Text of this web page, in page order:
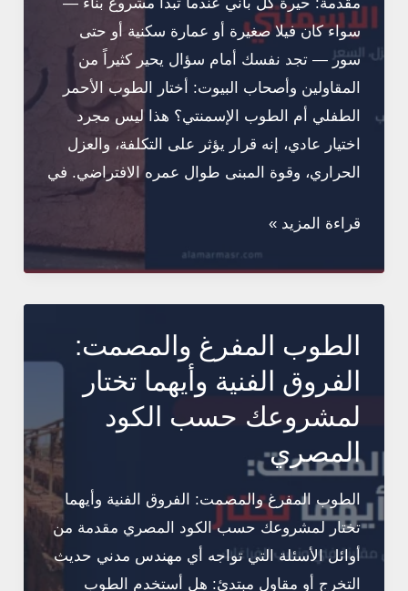
سواء كان فيلا صغيرة أو عمارة سكنية أو حتى
سور — تجد نفسك أمام سؤال يحير كثيراً من
المقاولين وأصحاب البيوت: أختار الطوب الأحمر
الطفلي أم الطوب الإسمنتي؟ هذا ليس مجرد
اختيار عادي، إنه قرار يؤثر على التكلفة، والعزل
الحراري، وقوة المبنى طوال عمره الافتراضي. في
مقارنة
الأحمر
الطفلي
الطوب
الإسمنتي
أيهما
أفضل
للبناء؟
قراءة المزيد »
الطوب المفرغ والمصمت:
الفروق الفنية وأيهما تختار
لمشروعك حسب الكود
المصري
الطوب المفرغ والمصمت: الفروق الفنية وأيهما
تختار لمشروعك حسب الكود المصري مقدمة من
أوائل الأسئلة التي تواجه أي مهندس مدني حديث
التخرج أو مقاول مبتدئ: هل أستخدم الطوب